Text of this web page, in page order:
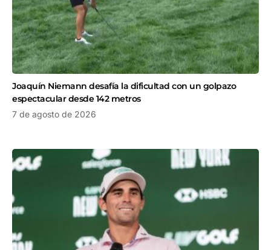
Joaquín Niemann desafía la dificultad con un golpazo
espectacular desde 142 metros
7 de agosto de 2026